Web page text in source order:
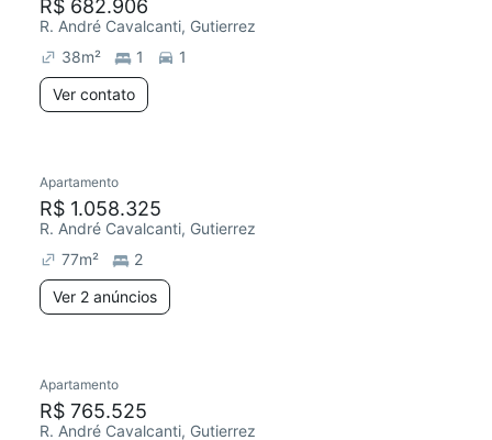
R$ 682.906
R. André Cavalcanti, Gutierrez
38m² 1
1
Ver contato
Apartamento
R$ 1.058.325
R. André Cavalcanti, Gutierrez
77m²
2
Ver 2 anúncios
Apartamento
R$ 765.525
R. André Cavalcanti, Gutierrez